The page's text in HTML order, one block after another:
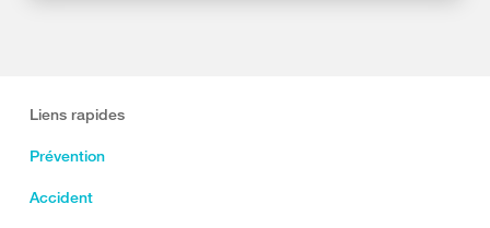
Liens rapides
Prévention
Accident